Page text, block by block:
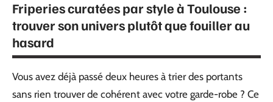
Friperies curatées par style à Toulouse :
trouver son univers plutôt que fouiller au
hasard
Vous avez déjà passé deux heures à trier des portants
sans rien trouver de cohérent avec votre garde-robe ? Ce